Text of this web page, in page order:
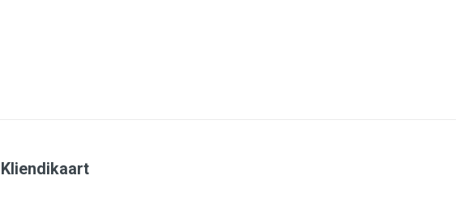
Kliendikaart